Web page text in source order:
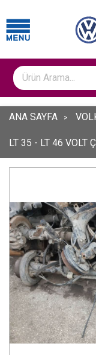
ANA SAYFA
LT 35 - LT 46 VOLT